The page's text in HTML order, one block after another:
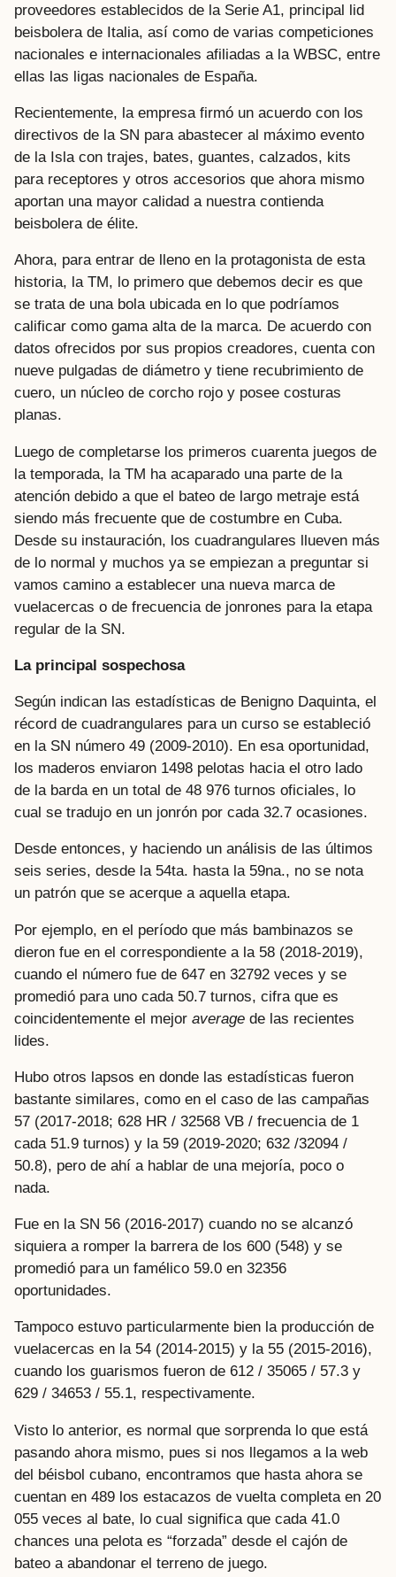
proveedores establecidos de la Serie A1, principal lid
beisbolera de Italia, así como de varias competiciones
nacionales e internacionales afiliadas a la WBSC, entre
ellas las ligas nacionales de España.
Recientemente, la empresa firmó un acuerdo con los
directivos de la SN para abastecer al máximo evento
de la Isla con trajes, bates, guantes, calzados, kits
para receptores y otros accesorios que ahora mismo
aportan una mayor calidad a nuestra contienda
beisbolera de élite.
Ahora, para entrar de lleno en la protagonista de esta
historia, la TM, lo primero que debemos decir es que
se trata de una bola ubicada en lo que podríamos
calificar como gama alta de la marca. De acuerdo con
datos ofrecidos por sus propios creadores, cuenta con
nueve pulgadas de diámetro y tiene recubrimiento de
cuero, un núcleo de corcho rojo y posee costuras
planas.
Luego de completarse los primeros cuarenta juegos de
la temporada, la TM ha acaparado una parte de la
atención debido a que el bateo de largo metraje está
siendo más frecuente que de costumbre en Cuba.
Desde su instauración, los cuadrangulares llueven más
de lo normal y muchos ya se empiezan a preguntar si
vamos camino a establecer una nueva marca de
vuelacercas o de frecuencia de jonrones para la etapa
regular de la SN.
La principal sospechosa
Según indican las estadísticas de Benigno Daquinta, el
récord de cuadrangulares para un curso se estableció
en la SN número 49 (2009-2010). En esa oportunidad,
los maderos enviaron 1498 pelotas hacia el otro lado
de la barda en un total de 48 976 turnos oficiales, lo
cual se tradujo en un jonrón por cada 32.7 ocasiones.
Desde entonces, y haciendo un análisis de las últimos
seis series, desde la 54ta. hasta la 59na., no se nota
un patrón que se acerque a aquella etapa.
Por ejemplo, en el período que más bambinazos se
dieron fue en el correspondiente a la 58 (2018-2019),
cuando el número fue de 647 en 32792 veces y se
promedió para uno cada 50.7 turnos, cifra que es
coincidentemente el mejor average de las recientes
lides.
Hubo otros lapsos en donde las estadísticas fueron
bastante similares, como en el caso de las campañas
57 (2017-2018; 628 HR / 32568 VB / frecuencia de 1
cada 51.9 turnos) y la 59 (2019-2020; 632 /32094 /
50.8), pero de ahí a hablar de una mejoría, poco o
nada.
Fue en la SN 56 (2016-2017) cuando no se alcanzó
siquiera a romper la barrera de los 600 (548) y se
promedió para un famélico 59.0 en 32356
oportunidades.
Tampoco estuvo particularmente bien la producción de
vuelacercas en la 54 (2014-2015) y la 55 (2015-2016),
cuando los guarismos fueron de 612 / 35065 / 57.3 y
629 / 34653 / 55.1, respectivamente.
Visto lo anterior, es normal que sorprenda lo que está
pasando ahora mismo, pues si nos llegamos a la web
del béisbol cubano, encontramos que hasta ahora se
cuentan en 489 los estacazos de vuelta completa en 20
055 veces al bate, lo cual significa que cada 41.0
chances una pelota es “forzada” desde el cajón de
bateo a abandonar el terreno de juego.